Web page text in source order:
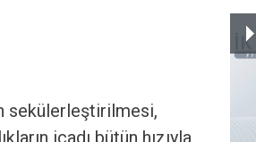
sekülerleştirilmesi,
icadı bütün hızıyla